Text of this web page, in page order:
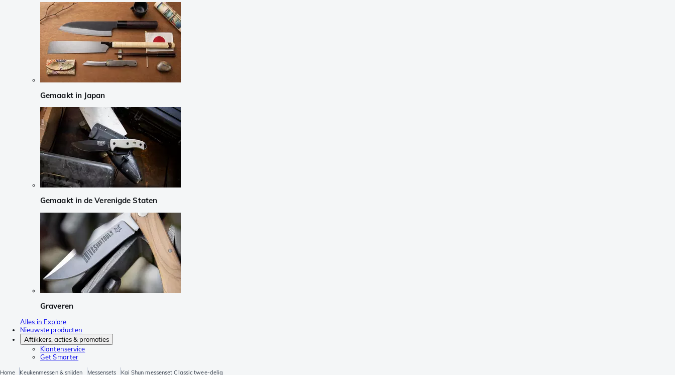
Gemaakt in Japan
Gemaakt in de Verenigde Staten
Graveren
Alles in Explore
Nieuwste producten
Aftikkers, acties & promoties
Klantenservice
Get Smarter
Home Keukenmessen & snijden Messensets Kai Shun messenset Classic twee-delig